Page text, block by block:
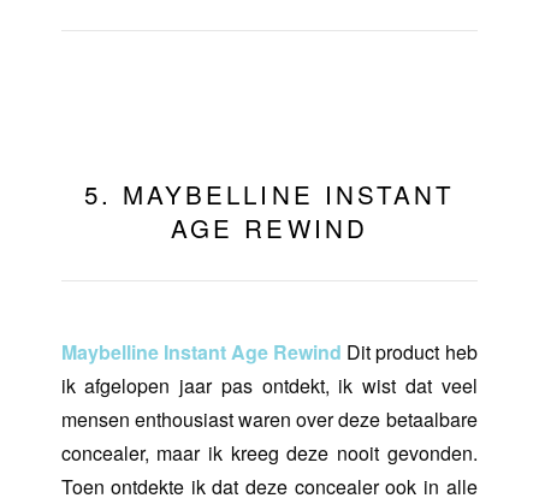
5. MAYBELLINE INSTANT
AGE REWIND
Maybelline Instant Age Rewind Dit product heb
ik afgelopen jaar pas ontdekt, ik wist dat veel
mensen enthousiast waren over deze betaalbare
concealer, maar ik kreeg deze nooit gevonden.
Toen ontdekte ik dat deze concealer ook in alle